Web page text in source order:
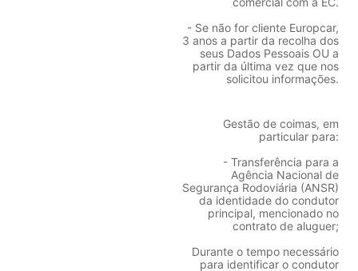
- Se não for cliente Europcar,
3 anos a partir da recolha dos
seus Dados Pessoais OU a
partir da última vez que nos
solicitou informações.
Gestão de coimas, em
particular para:
- Transferência para a
Agência Nacional de
Segurança Rodoviária (ANSR)
da identidade do condutor
principal, mencionado no
contrato de aluguer;
Durante o tempo necessário
para identificar o condutor